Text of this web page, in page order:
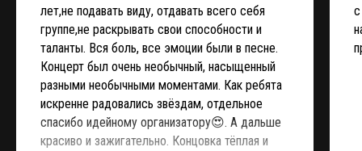
лет,не подавать виду, отдавать всего себя
группе,не раскрывать свои способности и
таланты. Вся боль, все эмоции были в песне.
Концерт был очень необычный, насыщенный
разными необычными моментами. Как ребята
искренне радовались звёздам, отдельное
спасибо идейному организатору😍. А дальше
красиво и зажигательно. Концовка тёплая и